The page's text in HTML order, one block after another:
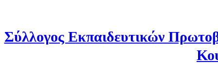
Σύλλογος Εκπαιδευτικών